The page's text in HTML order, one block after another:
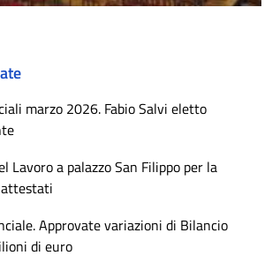
marzo 2026. Fabio Salvi eletto
Lavoro a palazzo San Filippo per la
Approvate variazioni di Bilancio
di euro